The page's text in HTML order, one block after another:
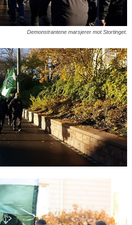
Demonstrantene marsjerer mot Stortinget.